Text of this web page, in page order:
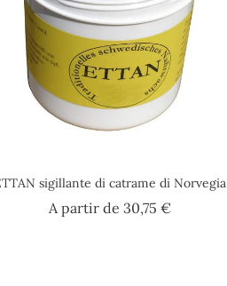
sigillante di catrame di Norvegia
A partir de 30,75 €Prezzo